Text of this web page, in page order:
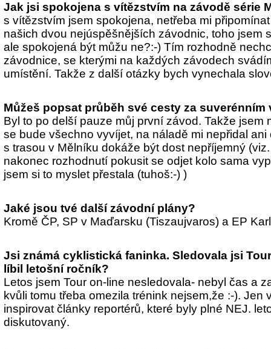
Jak jsi spokojena s vítězstvím na závodě série
s vítězstvím jsem spokojena, netřeba mi
našich dvou nejúspěšnějších závodnic, toho jsem
ale spokojená být můžu ne?:-) Tím rozhodně
závodnice, se kterými na každých závodech
umístění. Takže z další otázky bych vynechala
Můžeš popsat průběh své cesty za suverénním
Byl to po delší pauze můj první závod. Takže jsem
se bude všechno vyvíjet, na náladě mi nepřidal
s trasou v Mělníku dokáže být dost nepříjemný
nakonec rozhodnutí pokusit se odjet kolo sama
jsem si to myslet přestala (tuhoš:-) )
Jaké jsou tvé další závodní plány?
Kromě ČP, SP v Maďarsku (Tiszaujvaros) a EP
Jsi známá cyklistická faninka. Sledovala jsi
líbil letošní ročník?
Letos jsem Tour on-line nesledovala- nebyl čas a
kvůli tomu třeba omezila trénink nejsem,že :-). Jen
inspirovat články reportérů, které byly plné NEJ.
diskutovaný.